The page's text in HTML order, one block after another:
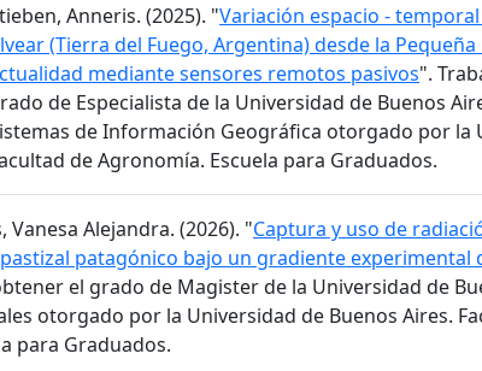
Anneris. (2025). "Variación espacio -
(Tierra del Fuego, Argentina) desde la
mediante sensores remotos pasivos".
de Especialista de la Universidad de Buenos
de Información Geográfica otorgado por la
de Agronomía. Escuela para Graduados.
Vanesa Alejandra. (2026). "Captura y uso de
patagónico bajo un gradiente experimental
el grado de Magister de la Universidad de
otorgado por la Universidad de Buenos Aires.
para Graduados.